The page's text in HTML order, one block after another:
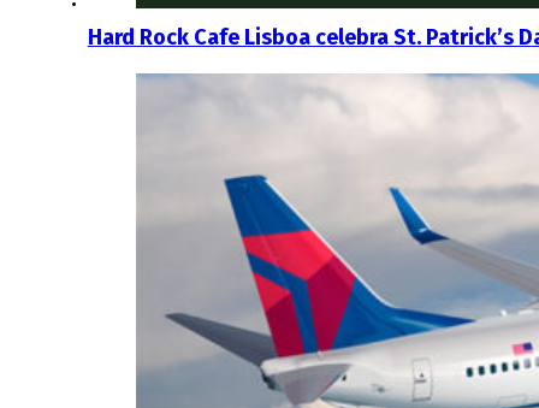
Hard Rock Cafe Lisboa celebra St. Patrick’s